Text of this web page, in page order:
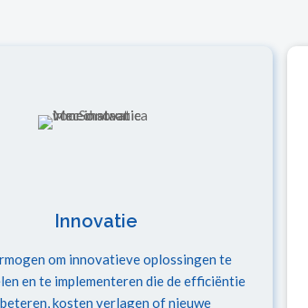
Innovatie
om innovatieve oplossingen te
en te implementeren die de efficiëntie
kosten verlagen of nieuwe